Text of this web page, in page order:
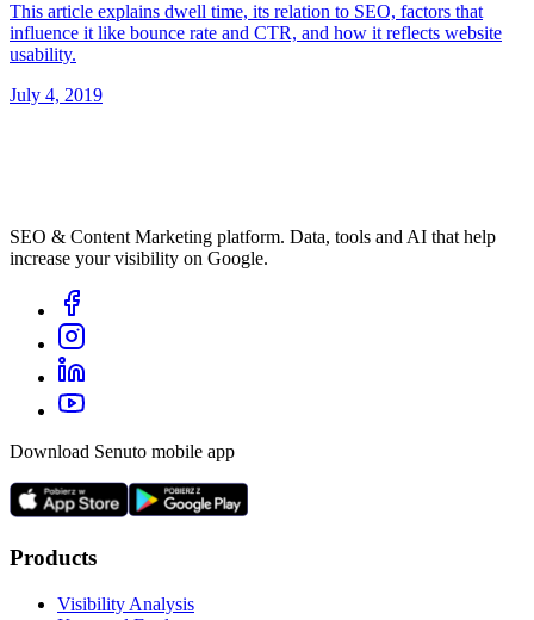
This article explains dwell time, its relation to SEO, factors that
influence it like bounce rate and CTR, and how it reflects website
usability.
July 4, 2019
SEO & Content Marketing platform. Data, tools and AI that help
increase your visibility on Google.
Download Senuto mobile app
Products
Visibility Analysis